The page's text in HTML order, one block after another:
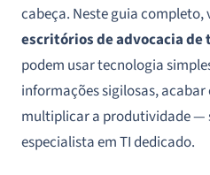
cabeça. Neste guia completo,
escritórios de advocacia de
podem usar tecnologia
informações sigilosas,
multiplicar a produtividade —
especialista em TI dedicado.